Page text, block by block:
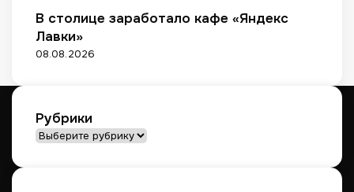
з
б
о
с
я
п
л
я
В столице заработало кафе «Яндекс
Лавки»
08.08.2026
Рубрики
Рубрики